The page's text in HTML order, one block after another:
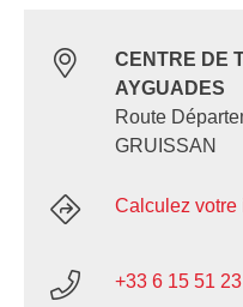
CENTRE DE
AYGUADES
Route
GRUISSAN
Calculez votre
+33 6 15 51